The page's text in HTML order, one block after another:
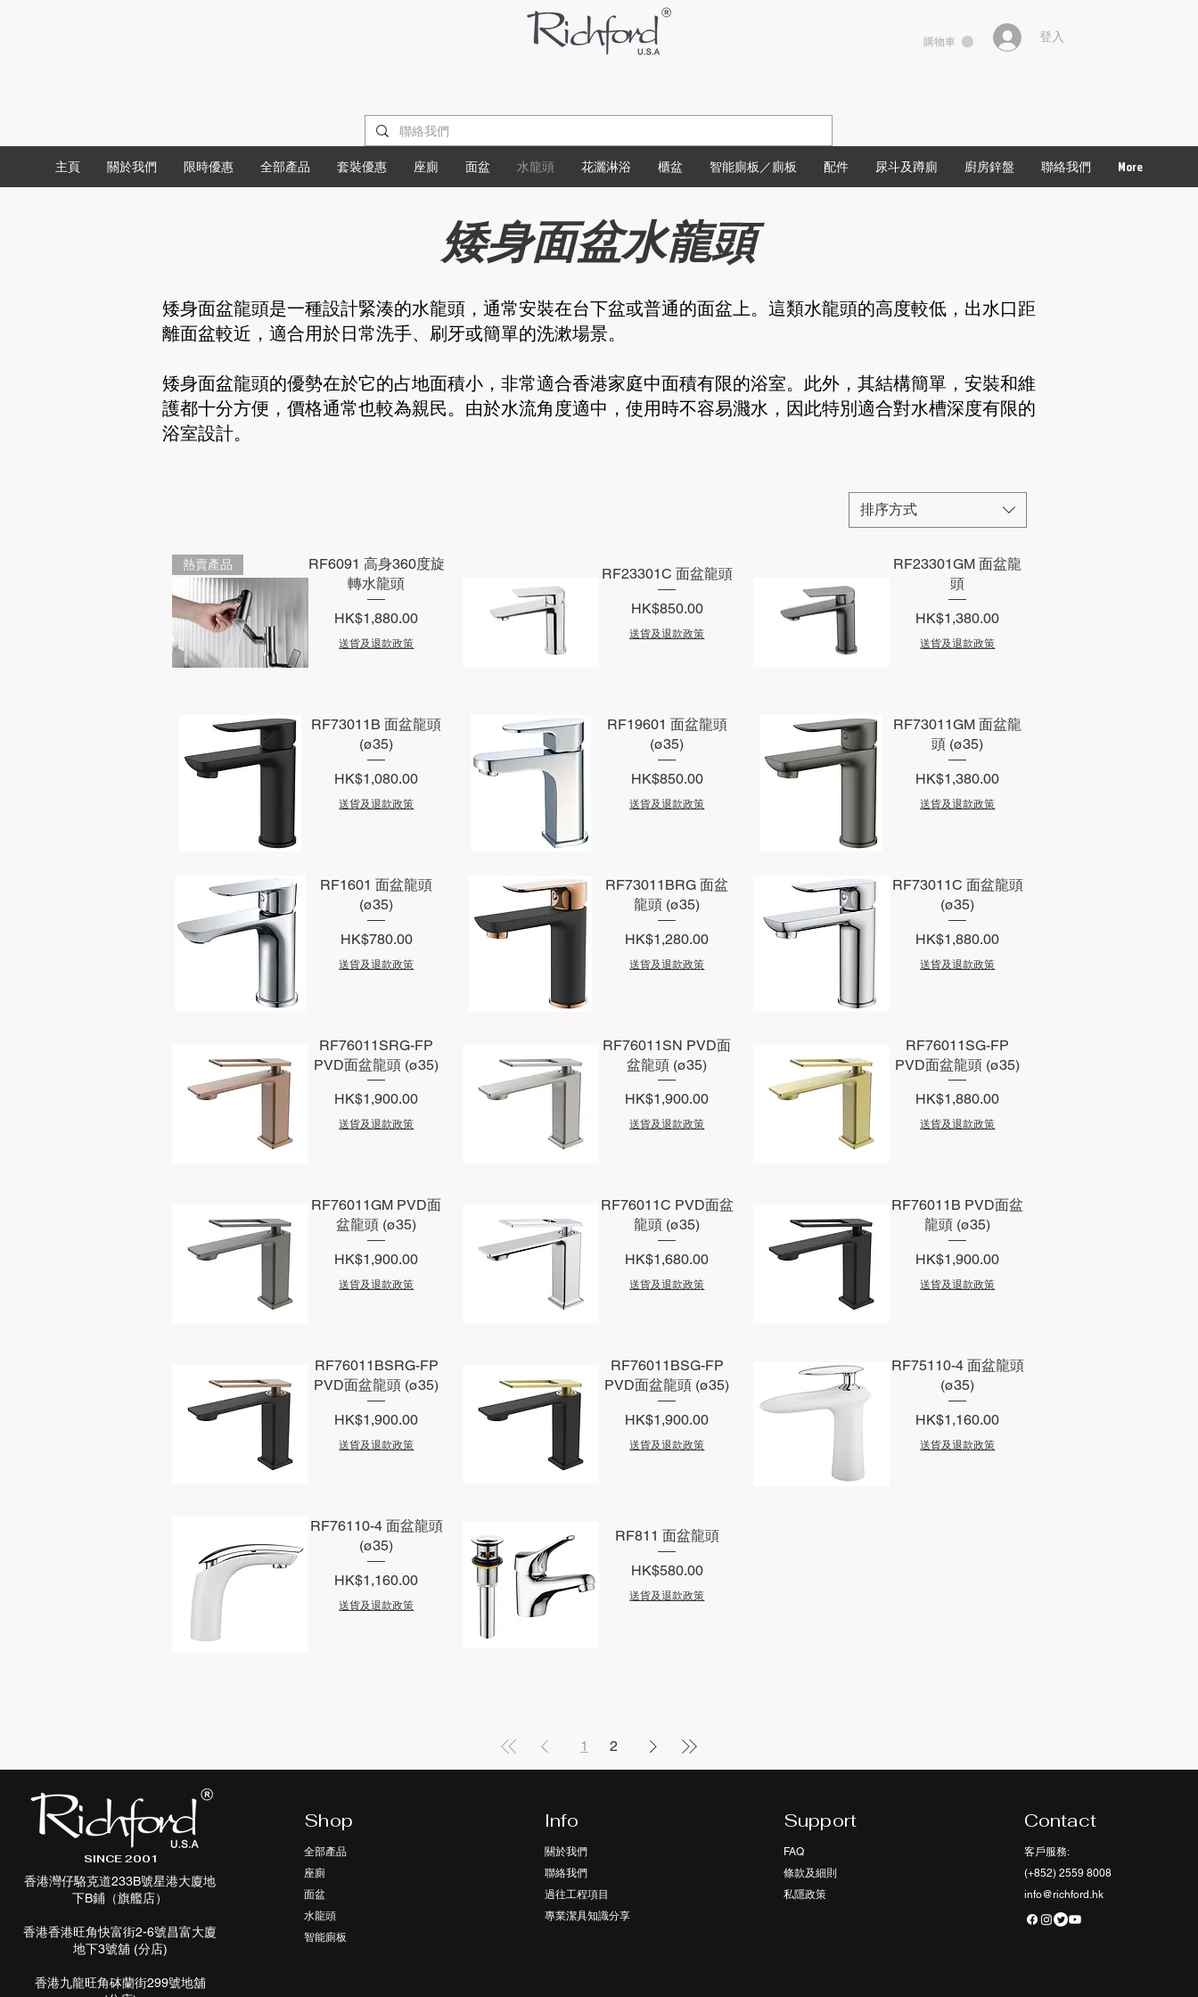
購物車 登入
主頁 關於我們 限時優惠 全部產品 套裝優惠 座廁 面盆 水龍頭 花灑淋浴 櫃盆 智能廁板／廁板 配件 尿斗及蹲廁 廚房鋅盤 聯絡我們 More
矮身面盆水龍頭
矮身面盆龍頭是一種設計緊湊的水龍頭，通常安裝在台下盆或普通的面盆上。這類水龍頭的高度較低，出水口距
離面盆較近，適合用於日常洗手、刷牙或簡單的洗漱場景。
矮身面盆龍頭的優勢在於它的占地面積小，非常適合香港家庭中面積有限的浴室。此外，其結構簡單，安裝和維
護都十分方便，價格通常也較為親民。由於水流角度適中，使用時不容易濺水，因此特別適合對水槽深度有限的
浴室設計。
排序方式
熱賣產品
RF6091 高身360度旋
轉水龍頭
價格
HK$1,880.00
送貨及退款政策
RF23301C 面盆龍頭
價格
HK$850.00
送貨及退款政策
RF23301GM 面盆龍
頭
價格
HK$1,380.00
送貨及退款政策
RF73011B 面盆龍頭
(ø35)
價格
HK$1,080.00
送貨及退款政策
RF19601 面盆龍頭
(ø35)
價格
HK$850.00
送貨及退款政策
RF73011GM 面盆龍
頭 (ø35)
價格
HK$1,380.00
送貨及退款政策
RF1601 面盆龍頭
(ø35)
價格
HK$780.00
送貨及退款政策
RF73011BRG 面盆
龍頭 (ø35)
價格
HK$1,280.00
送貨及退款政策
RF73011C 面盆龍頭
(ø35)
價格
HK$1,880.00
送貨及退款政策
RF76011SRG-FP
PVD面盆龍頭 (ø35)
價格
HK$1,900.00
送貨及退款政策
RF76011SN PVD面
盆龍頭 (ø35)
價格
HK$1,900.00
送貨及退款政策
RF76011SG-FP
PVD面盆龍頭 (ø35)
價格
HK$1,880.00
送貨及退款政策
RF76011GM PVD面
盆龍頭 (ø35)
價格
HK$1,900.00
送貨及退款政策
RF76011C PVD面盆
龍頭 (ø35)
價格
HK$1,680.00
送貨及退款政策
RF76011B PVD面盆
龍頭 (ø35)
價格
HK$1,900.00
送貨及退款政策
RF76011BSRG-FP
PVD面盆龍頭 (ø35)
價格
HK$1,900.00
送貨及退款政策
RF76011BSG-FP
PVD面盆龍頭 (ø35)
價格
HK$1,900.00
送貨及退款政策
RF75110-4 面盆龍頭
(ø35)
價格
HK$1,160.00
送貨及退款政策
RF76110-4 面盆龍頭
(ø35)
價格
HK$1,160.00
送貨及退款政策
RF811 面盆龍頭
價格
HK$580.00
送貨及退款政策
1 2
香港灣仔駱克道233B號星港大廈地
下B鋪（旗艦店）
香港香港旺角快富街2-6號昌富大廈
地下3號舖 (分店)
香港九龍旺角砵蘭街299號地舖
SINCE 2001
Shop
全部產品
座廁
面盆
水龍頭
智能廁板
Info
關於我們
聯絡我們
過往工程項目
專業潔具知識分享
Support
FAQ
條款及細則
​私隱政策
Contact
客戶服務:
(+852) 2559 8008
info@richford.hk